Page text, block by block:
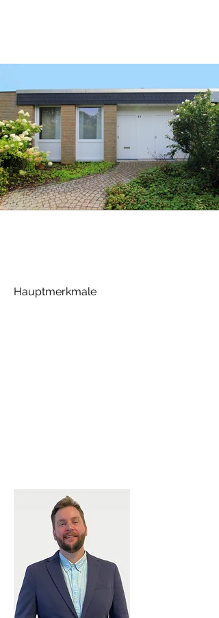
Hauptmerkmale